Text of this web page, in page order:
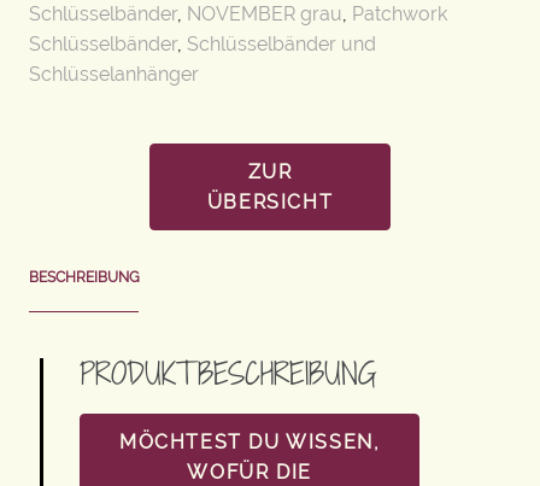
Schlüsselbänder, NOVEMBER grau, Patchwork
Schlüsselbänder, Schlüsselbänder und
Schlüsselanhänger
ZUR
ÜBERSICHT
BESCHREIBUNG
PRODUKTBESCHREIBUNG
MÖCHTEST DU WISSEN,
WOFÜR DIE